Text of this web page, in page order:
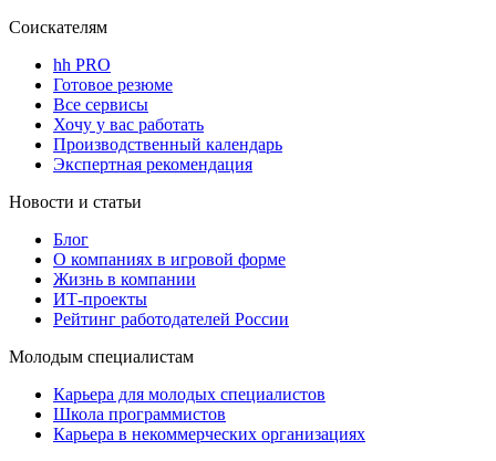
Соискателям
hh PRO
Готовое резюме
Все сервисы
Хочу у вас работать
Производственный календарь
Экспертная рекомендация
Новости и статьи
Блог
О компаниях в игровой форме
Жизнь в компании
ИТ-проекты
Рейтинг работодателей России
Молодым специалистам
Карьера для молодых специалистов
Школа программистов
Карьера в некоммерческих организациях